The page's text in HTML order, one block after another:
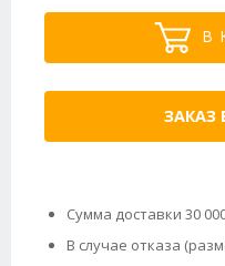
В
ЗАКАЗ
Сумма доставки 30
В случае отказа